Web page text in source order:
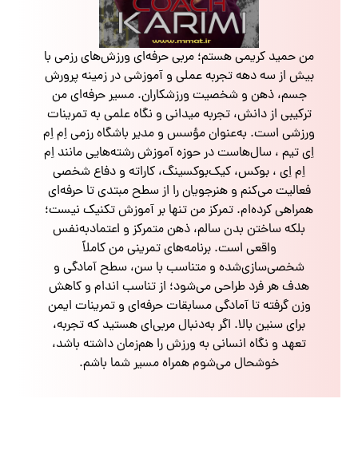
من حمید کریمی هستم؛ مربی حرفه‌ای ورزش‌های رزمی با
بیش از سه دهه تجربه عملی و آموزشی در زمینه پرورش
جسم، ذهن و شخصیت ورزشکاران. مسیر حرفه‌ای من
ترکیبی از دانش، تجربه میدانی و نگاه علمی به تمرینات
ورزشی است. به‌عنوان مؤسس و مدیر باشگاه رزمی اِم اِم
اِی تیم ، سال‌هاست در حوزه آموزش رشته‌هایی مانند اِم
اِم اِی ، بوکس، کیک‌بوکسینگ، کاراته و دفاع شخصی
فعالیت می‌کنم و هنرجویان را از سطح مبتدی تا حرفه‌ای
همراهی کرده‌ام. تمرکز من تنها بر آموزش تکنیک نیست؛
بلکه ساختن بدن سالم، ذهن متمرکز و اعتمادبه‌نفس
واقعی است. برنامه‌های تمرینی من کاملاً
شخصی‌سازی‌شده و متناسب با سن، سطح آمادگی و
هدف هر فرد طراحی می‌شود؛ از تناسب اندام و کاهش
وزن گرفته تا آمادگی مسابقات حرفه‌ای و تمرینات ایمن
برای سنین بالا. اگر به‌دنبال مربی‌ای هستید که تجربه،
تعهد و نگاه انسانی به ورزش را هم‌زمان داشته باشد،
خوشحال می‌شوم همراه مسیر شما باشم.